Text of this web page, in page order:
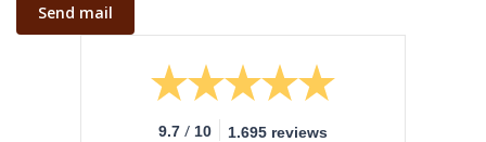
Send mail
9.7 / 10 1.695 reviews